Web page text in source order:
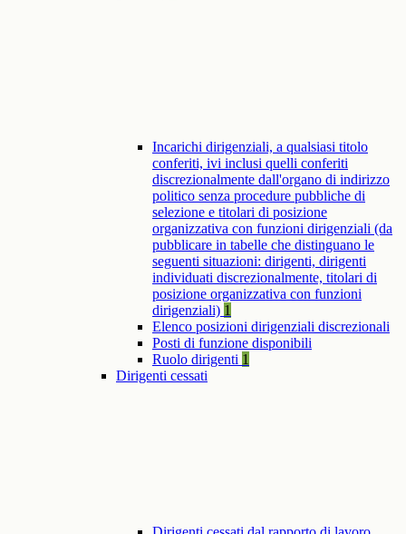
Incarichi dirigenziali, a qualsiasi titolo
conferiti, ivi inclusi quelli conferiti
discrezionalmente dall'organo di indirizzo
politico senza procedure pubbliche di
selezione e titolari di posizione
organizzativa con funzioni dirigenziali (da
pubblicare in tabelle che distinguano le
seguenti situazioni: dirigenti, dirigenti
individuati discrezionalmente, titolari di
posizione organizzativa con funzioni
dirigenziali) 1
Elenco posizioni dirigenziali discrezionali
Posti di funzione disponibili
Ruolo dirigenti 1
Dirigenti cessati